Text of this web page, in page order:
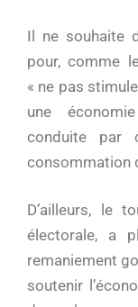
Il ne souhaite
pour, comme
« ne pas
une
conduite par
consommation
D’ailleurs, le
électorale, a
remaniement
soutenir